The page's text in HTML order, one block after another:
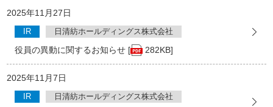
2025年11月27日
IR 日清紡ホールディングス株式会社
役員の異動に関するお知らせ [ 282KB]
2025年11月7日
IR 日清紡ホールディングス株式会社